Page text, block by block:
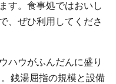
す。食事処ではおいし
、ぜひ利用してくださ
ハウがふんだんに盛り
銭湯屈指の規模と設備